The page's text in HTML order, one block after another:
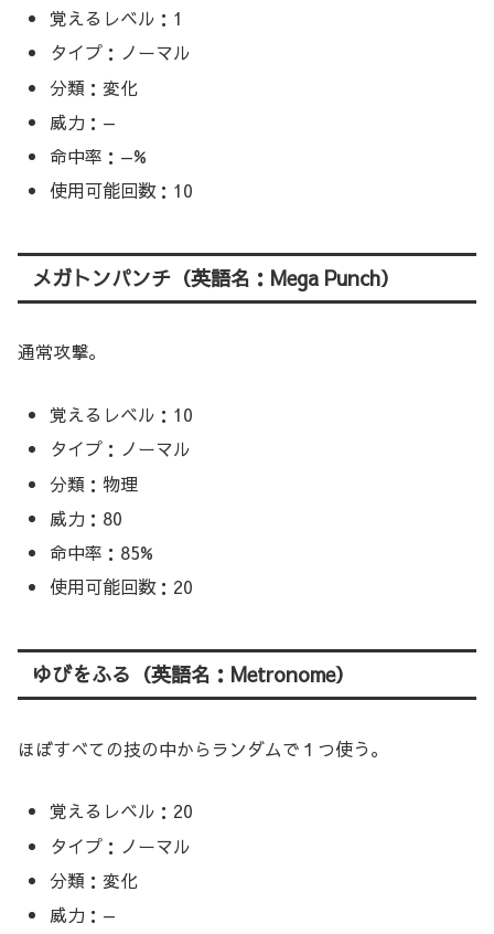
覚えるレベル：1
タイプ：ノーマル
分類：変化
威力：—
命中率：—%
使用可能回数：10
メガトンパンチ（英語名：Mega Punch）
通常攻撃。
覚えるレベル：10
タイプ：ノーマル
分類：物理
威力：80
命中率：85%
使用可能回数：20
ゆびをふる（英語名：Metronome）
ほぼすべての技の中からランダムで１つ使う。
覚えるレベル：20
タイプ：ノーマル
分類：変化
威力：—